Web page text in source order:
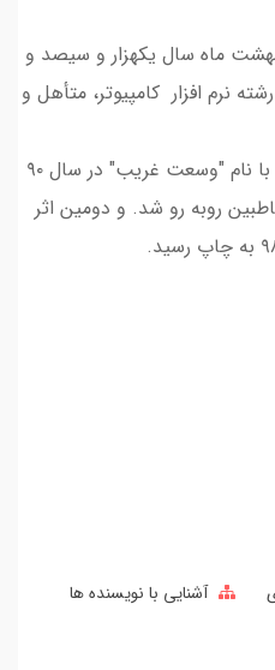
ماه سال یکهزار و سیصد و
افزار کامپیوتر، متأهل و
اولین اثر او با همکاری نشر علی با نام "وسعت غریب" در سال ٩٠
روبه رو شد. و دومین اثر
آشنایی با نویسنده ها